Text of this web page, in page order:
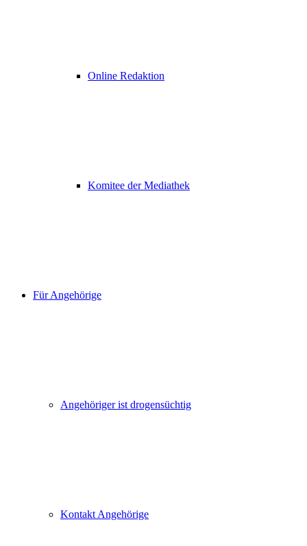
Online Redaktion
Komitee der Mediathek
Für Angehörige
Angehöriger ist drogensüchtig
Kontakt Angehörige